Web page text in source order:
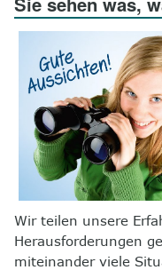
8
Kontakt
Wir teilen unsere
Herausforderungen
miteinander viele